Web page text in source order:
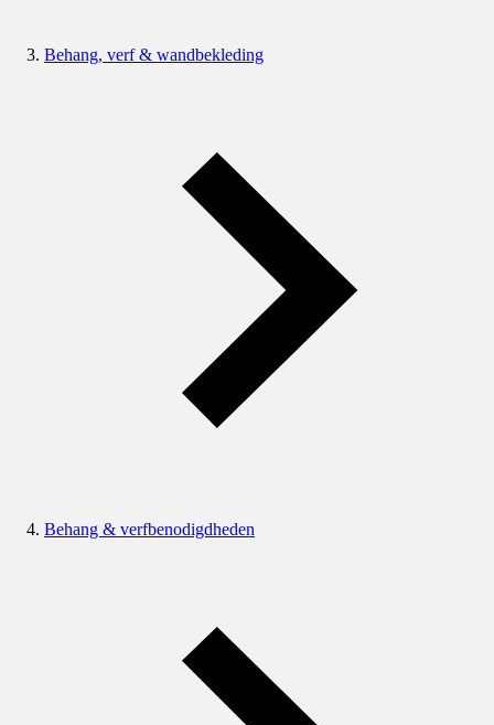
Behang, verf & wandbekleding
Behang & verfbenodigdheden